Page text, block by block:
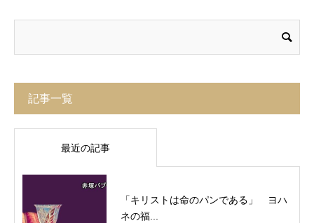
記事一覧
最近の記事
「キリストは命のパンである」 ヨハ
ネの福...